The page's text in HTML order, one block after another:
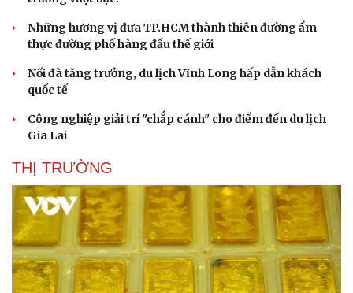
Những hương vị đưa TP.HCM thành thiên đường ẩm
thực đường phố hàng đầu thế giới
Nối đà tăng trưởng, du lịch Vĩnh Long hấp dẫn khách
quốc tế
Công nghiệp giải trí "chắp cánh" cho điểm đến du lịch
Gia Lai
THỊ TRƯỜNG